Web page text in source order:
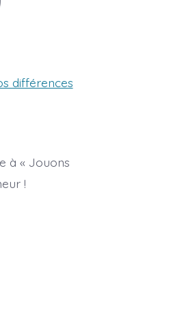
différences
à « Jouons
!